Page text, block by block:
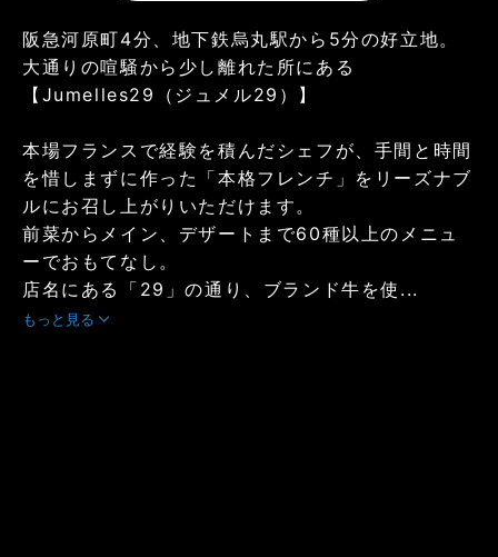
阪急河原町4分、地下鉄烏丸駅から5分の好立地。
大通りの喧騒から少し離れた所にある
【Jumelles29（ジュメル29）】
本場フランスで経験を積んだシェフが、手間と時間
を惜しまずに作った「本格フレンチ」をリーズナブ
ルにお召し上がりいただけます。
前菜からメイン、デザートまで60種以上のメニュ
ーでおもてなし。
店名にある「29」の通り、ブランド牛を使...
もっと見る